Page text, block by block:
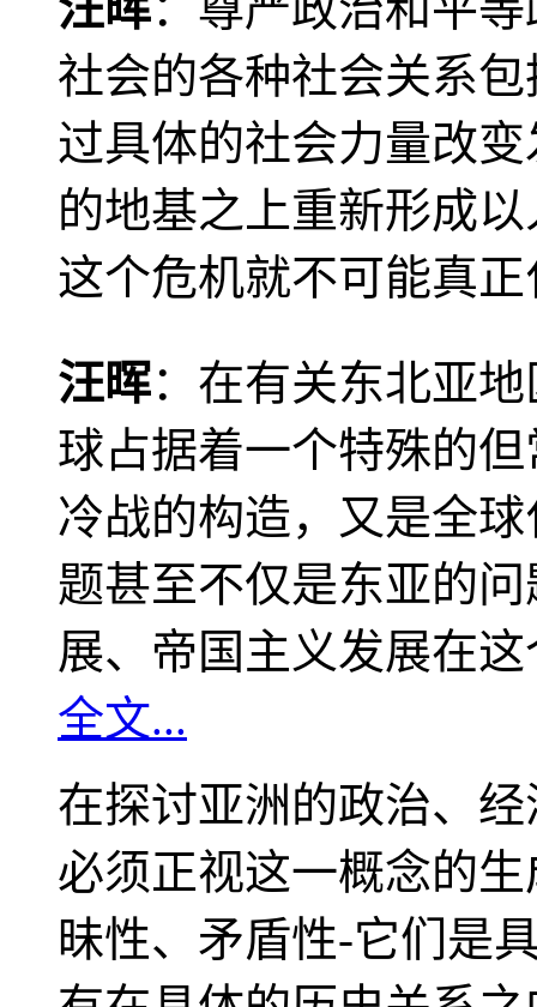
社会的各种社会关系
过具体的社会力量改
的地基之上重新形成
这个危机就不可能真
汪晖：在有关东北亚
球占据着一个特殊的
冷战的构造，又是全
题甚至不仅是东亚的
展、帝国主义发展在
全文...
在探讨亚洲的政治、
必须正视这一概念的
昧性、矛盾性-它们是